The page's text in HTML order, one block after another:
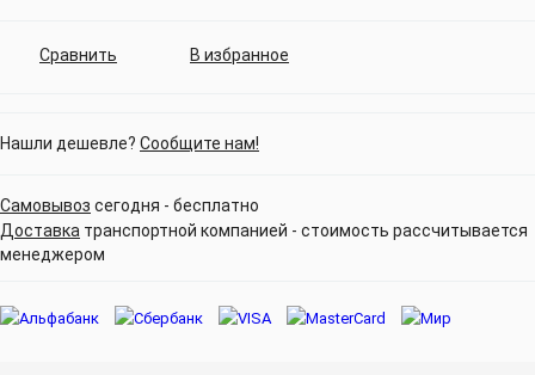
Сравнить В избранное
Нашли дешевле? Сообщите нам!
Самовывоз сегодня - бесплатно
Доставка транспортной компанией - стоимость рассчитывается
менеджером